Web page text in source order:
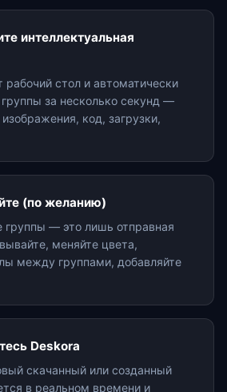
интеллектуальная
рабочий стол и автоматически
за несколько секунд —
код, загрузки,
(по желанию)
группы — это лишь отправная
меняйте цвета,
между группами, добавляйте
Deskora
скачанный или созданный
в реальном времени и